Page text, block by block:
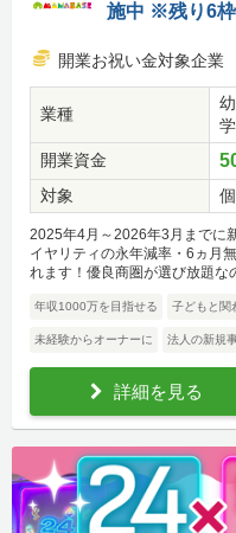
施中 ※残り6
開業お祝い金対象企業
業種
開業資金
対象
2025年4月～2026年3月までに
イヤリティの永年減率・6ヵ月
れます！優良商圏が選び放題な
年収1000万を目指せる 子どもと関
未経験からオーナーに 法人の新規
詳細を見る